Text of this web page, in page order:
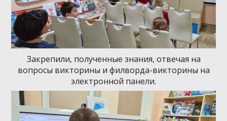
Закрепили, полученные знания, отвечая на
вопросы викторины и филворда-викторины на
электронной панели.